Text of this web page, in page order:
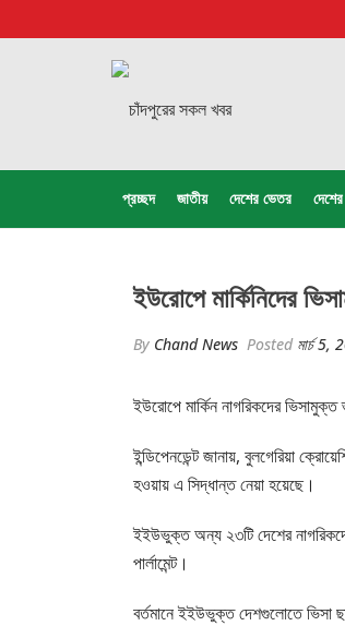
প্রচ্ছদ জাতীয় দেশের ভেতর
ইউরোপে মার্কিনিদের
By Chand News Posted মার্চ 5,
ইউরোপে মার্কিন নাগরিকদের ভিসামুক্ত
ইন্ডিপেনডেন্ট জানায়, বুলগেরিয়া
হওয়ায় এ সিদ্ধান্ত নেয়া হয়েছে।
ইইউভুক্ত অন্য ২৩টি দেশের
পার্লামেন্ট।
বর্তমানে ইইউভুক্ত দেশগুলোতে ভিসা